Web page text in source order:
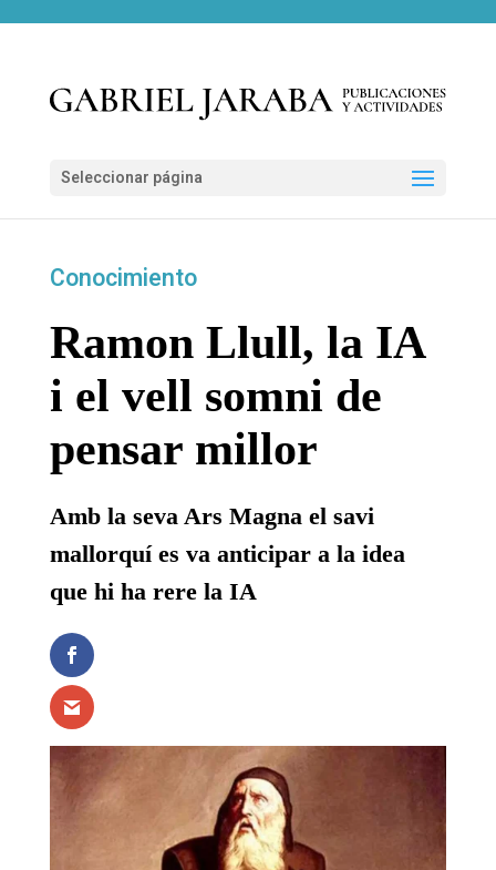
Seleccionar página
Conocimiento
Ramon Llull, la IA
i el vell somni de
pensar millor
Amb la seva Ars Magna el savi
mallorquí es va anticipar a la idea
que hi ha rere la IA